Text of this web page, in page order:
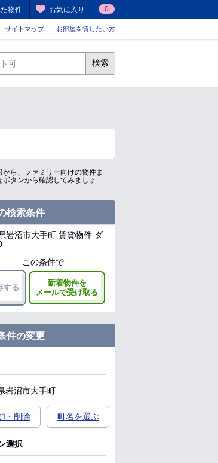
物件 お気に入り 0
サイトマップ お部屋を貸したい方
検索
ら、ファミリー向けの物件ま
タンから確認してみましょ
検索条件
岩沼市大手町 賃貸物件 ダ
この条件で
する
新着物件を
メールで受け取る
件の変更
岩沼市大手町
・削除 町名を選ぶ
選択